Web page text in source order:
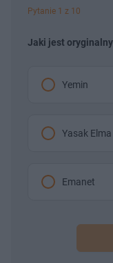
Pytanie 1 z 10
Jaki jest
Yemin
Yasak Elma
Emanet